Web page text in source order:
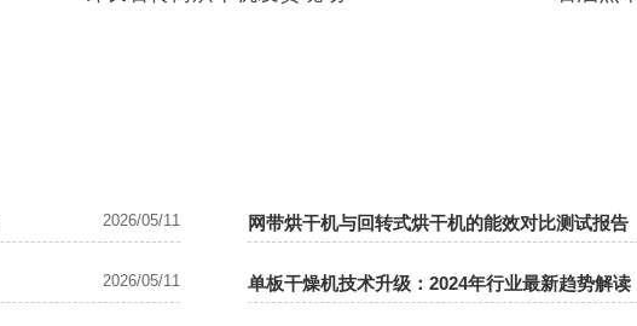
2026/05/11
2026/05/11
网带烘干机与回转式烘干机的能效对比测试报告
单板干燥机技术升级：2024年行业最新趋势解读